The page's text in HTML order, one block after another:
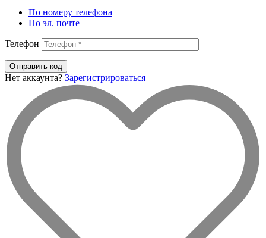
По номеру телефона
По эл. почте
Телефон
Отправить код
Нет аккаунта? Зарегистрироваться